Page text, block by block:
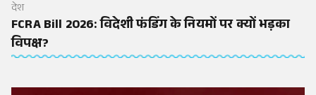
देश
FCRA Bill 2026: विदेशी फंडिंग के नियमों पर क्यों भड़का
विपक्ष?